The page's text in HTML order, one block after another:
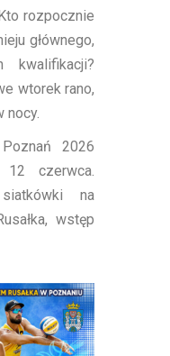
rozpocznie
głównego,
wtorek rano,
nocy.
2026
czerwca.
na
wstęp